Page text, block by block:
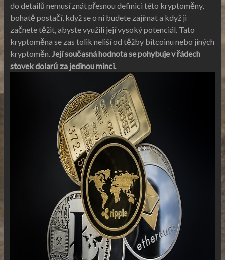
do detailů nemusí znát přesnou definici této kryptoměny,
bohatě postačí, když se o ni budete zajímat a když ji
začnete těžit, abyste využili její vysoký potenciál. Tato
kryptoměna se zas tolik neliší od těžby bitcoinu nebo jiných
kryptoměn.Její současná hodnota se pohybuje v řádech
stovek dolarů za jedinou minci.